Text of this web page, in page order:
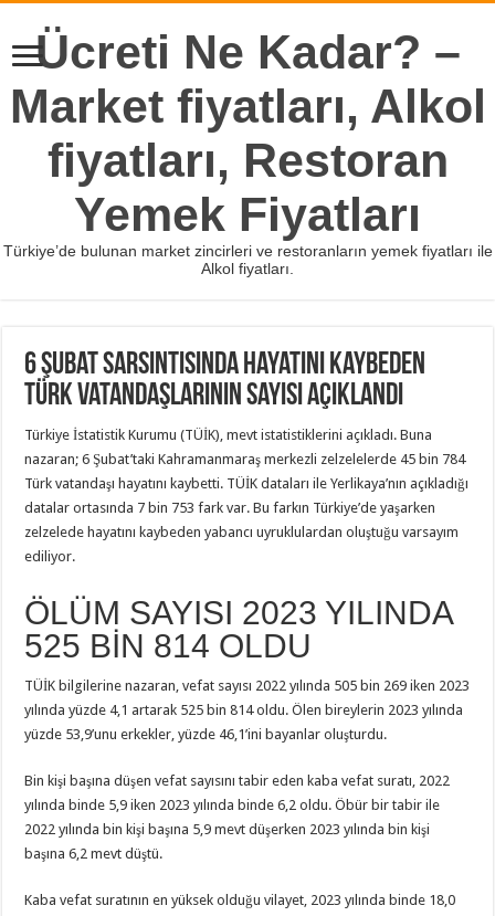
Ücreti Ne Kadar? –
Market fiyatları, Alkol
fiyatları, Restoran
Yemek Fiyatları
Türkiye’de bulunan market zincirleri ve restoranların yemek fiyatları ile
Alkol fiyatları.
6 Şubat sarsıntısında hayatını kaybeden
Türk vatandaşlarının sayısı açıklandı
Türkiye İstatistik Kurumu (TÜİK), mevt istatistiklerini açıkladı. Buna
nazaran; 6 Şubat’taki Kahramanmaraş merkezli zelzelelerde 45 bin 784
Türk vatandaşı hayatını kaybetti. TÜİK dataları ile Yerlikaya’nın açıkladığı
datalar ortasında 7 bin 753 fark var. Bu farkın Türkiye’de yaşarken
zelzelede hayatını kaybeden yabancı uyruklulardan oluştuğu varsayım
ediliyor.
ÖLÜM SAYISI 2023 YILINDA
525 BİN 814 OLDU
TÜİK bilgilerine nazaran, vefat sayısı 2022 yılında 505 bin 269 iken 2023
yılında yüzde 4,1 artarak 525 bin 814 oldu. Ölen bireylerin 2023 yılında
yüzde 53,9’unu erkekler, yüzde 46,1’ini bayanlar oluşturdu.
Bin kişi başına düşen vefat sayısını tabir eden kaba vefat suratı, 2022
yılında binde 5,9 iken 2023 yılında binde 6,2 oldu. Öbür bir tabir ile
2022 yılında bin kişi başına 5,9 mevt düşerken 2023 yılında bin kişi
başına 6,2 mevt düştü.
Kaba vefat suratının en yüksek olduğu vilayet, 2023 yılında binde 18,0